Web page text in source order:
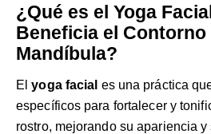
¿Qué es el Yoga
Beneficia el Contorno
Mandíbula?
Elyoga facial es una práctica
específicos para fortalecer y
rostro, mejorando su apariencia